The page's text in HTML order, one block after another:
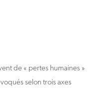
de « pertes humaines »
selon trois axes